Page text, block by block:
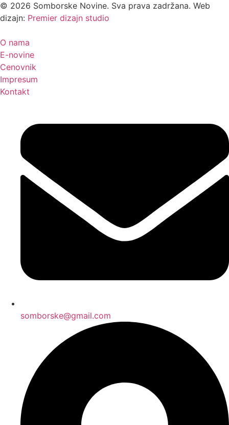
© 2026 Somborske Novine. Sva prava zadržana. Web
dizajn: Premier dizajn studio
O nama
E-novine
Cenovnik
Impresum
Kontakt
somborske@gmail.com